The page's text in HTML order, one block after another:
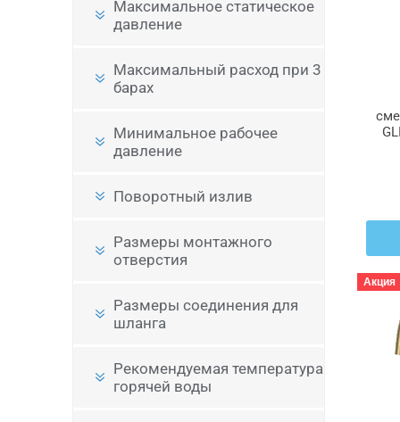
Максимальное статическое
давление
Максимальный расход при 3
барах
Минимальное рабочее
давление
Поворотный излив
Размеры монтажного
отверстия
Размеры соединения для
шланга
Рекомендуемая температура
горячей воды
Акция